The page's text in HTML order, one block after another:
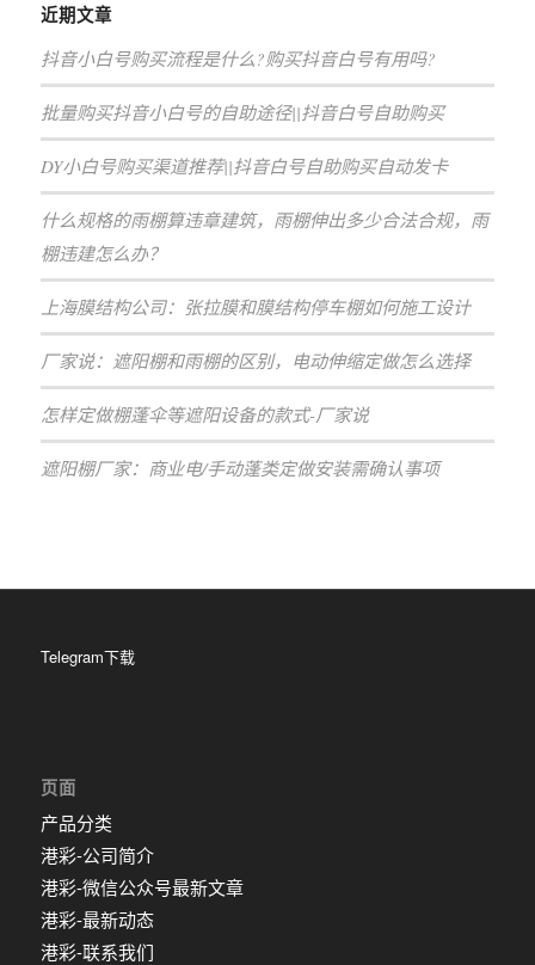
近期文章
抖音小白号购买流程是什么?购买抖音白号有用吗?
批量购买抖音小白号的自助途径||抖音白号自助购买
DY小白号购买渠道推荐||抖音白号自助购买自动发卡
什么规格的雨棚算违章建筑，雨棚伸出多少合法合规，雨
棚违建怎么办？
上海膜结构公司：张拉膜和膜结构停车棚如何施工设计
厂家说：遮阳棚和雨棚的区别，电动伸缩定做怎么选择
怎样定做棚蓬伞等遮阳设备的款式-厂家说
遮阳棚厂家：商业电/手动蓬类定做安装需确认事项
Telegram下载
页面
产品分类
港彩-公司简介
港彩-微信公众号最新文章
港彩-最新动态
港彩-联系我们